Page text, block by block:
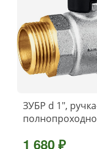
ЗУБР d 1″,
1 680 ₽